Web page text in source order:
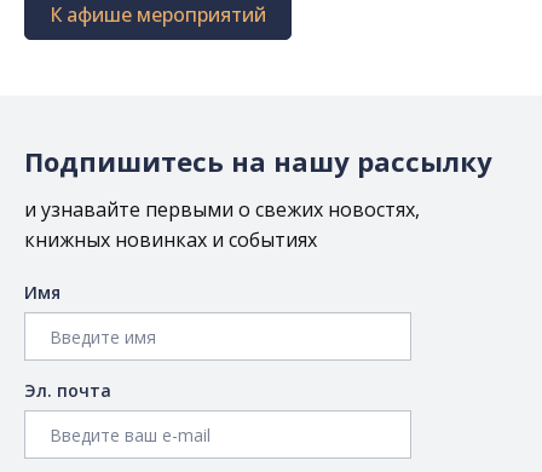
К афише мероприятий
Подпишитесь на нашу рассылку
и узнавайте первыми о свежих новостях,
книжных новинках и событиях
Имя
Эл. почта